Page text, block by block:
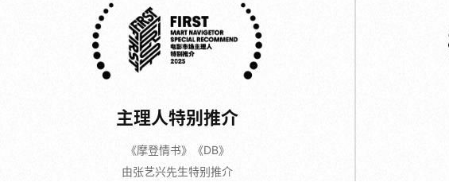
主理人特别推介
《摩登情书》《DB》
奖项价值:非现金类